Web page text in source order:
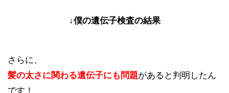
↓僕の遺伝子検査の結果
さらに、
髪の太さに関わる遺伝子にも問題があると判明したん
です！